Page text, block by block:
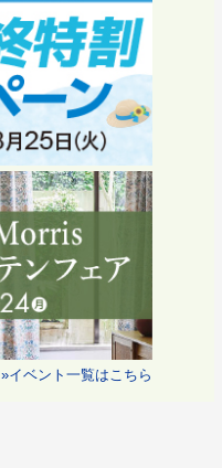
»イベント一覧はこちら